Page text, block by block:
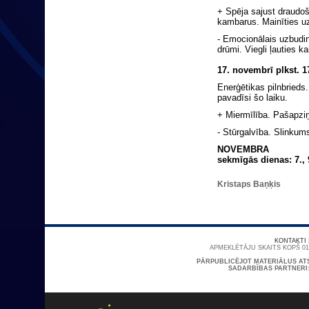
+ Spēja sajust
kambarus. Mainīties
- Emocionālais
drūmi. Viegli ļauties
17. novembrī plkst.
Enerģētikas
pavadīsi šo laiku.
+ Miermīlība.
- Stūrgalvība.
NOVEMBRA
sekmīgās dienas: 7.,
Kristaps Baņķis
KONTAKTI
APMEKLĒTĀJU SKAITS KOPŠ
PĀRPUBLICĒJOT MATERIĀLUS
SADARBĪBAS